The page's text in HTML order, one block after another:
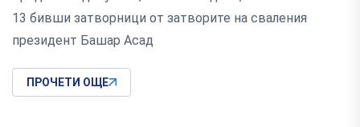
13 бивши затворници от затворите на сваления
президент Башар Асад
ПРОЧЕТИ ОЩЕ